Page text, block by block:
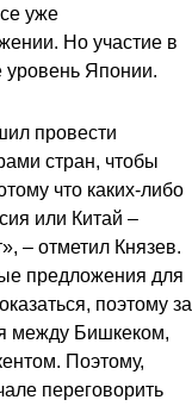
уже
Но участие в
уровень Японии.
провести
стран, чтобы
что каких-либо
или Китай –
– отметил Князев.
предложения для
поэтому за
между Бишкеком,
Поэтому,
переговорить